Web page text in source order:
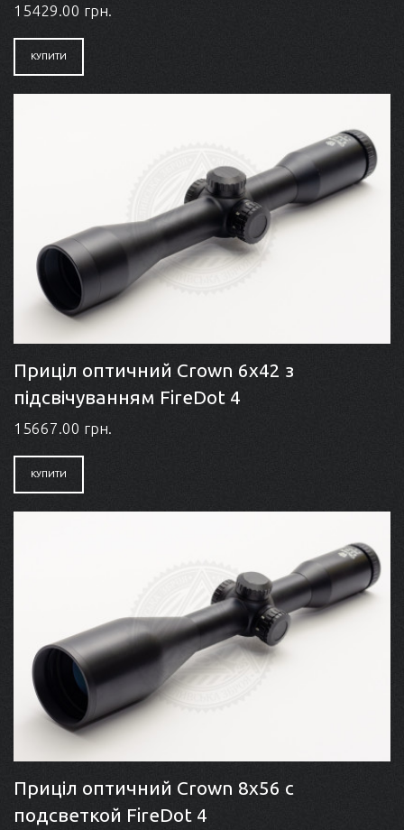
15429.00 грн.
КУПИТИ
Приціл оптичний Crown 6x42 з
підсвічуванням FireDot 4
15667.00 грн.
КУПИТИ
Приціл оптичний Crown 8x56 с
подсветкой FireDot 4